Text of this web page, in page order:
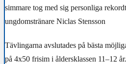
simmare tog med sig personliga
ungdomstränare Niclas Stensson
Tävlingarna avslutades på bästa
på 4x50 frisim i åldersklassen 11–12